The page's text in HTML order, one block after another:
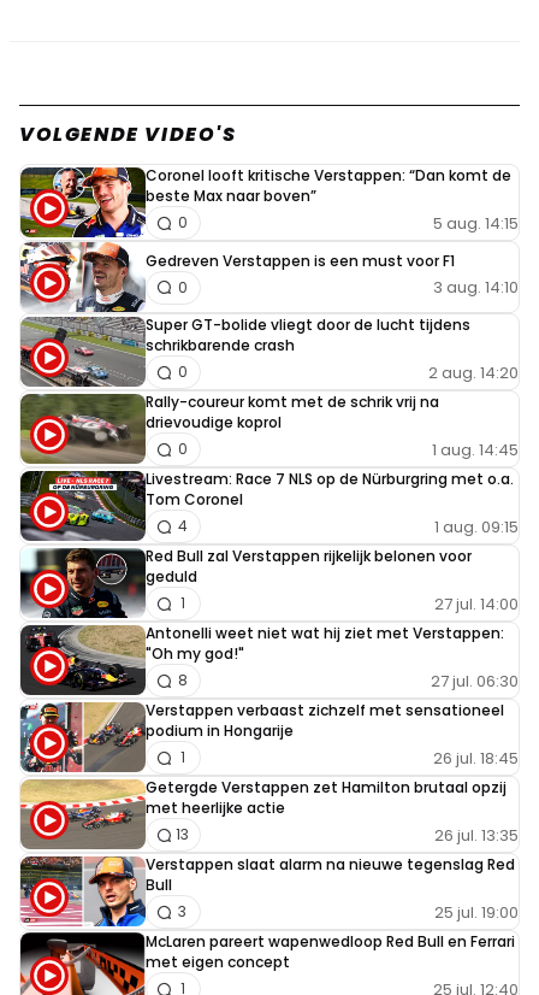
VOLGENDE VIDEO'S
Coronel looft kritische Verstappen: “Dan komt de
beste Max naar boven”
5 aug. 14:15
0
Gedreven Verstappen is een must voor F1
3 aug. 14:10
0
Super GT-bolide vliegt door de lucht tijdens
schrikbarende crash
2 aug. 14:20
0
Rally-coureur komt met de schrik vrij na
drievoudige koprol
1 aug. 14:45
0
Livestream: Race 7 NLS op de Nürburgring met o.a.
Tom Coronel
1 aug. 09:15
4
Red Bull zal Verstappen rijkelijk belonen voor
geduld
27 jul. 14:00
1
Antonelli weet niet wat hij ziet met Verstappen:
"Oh my god!"
27 jul. 06:30
8
Verstappen verbaast zichzelf met sensationeel
podium in Hongarije
26 jul. 18:45
1
Getergde Verstappen zet Hamilton brutaal opzij
met heerlijke actie
26 jul. 13:35
13
Verstappen slaat alarm na nieuwe tegenslag Red
Bull
25 jul. 19:00
3
McLaren pareert wapenwedloop Red Bull en Ferrari
met eigen concept
25 jul. 12:40
1